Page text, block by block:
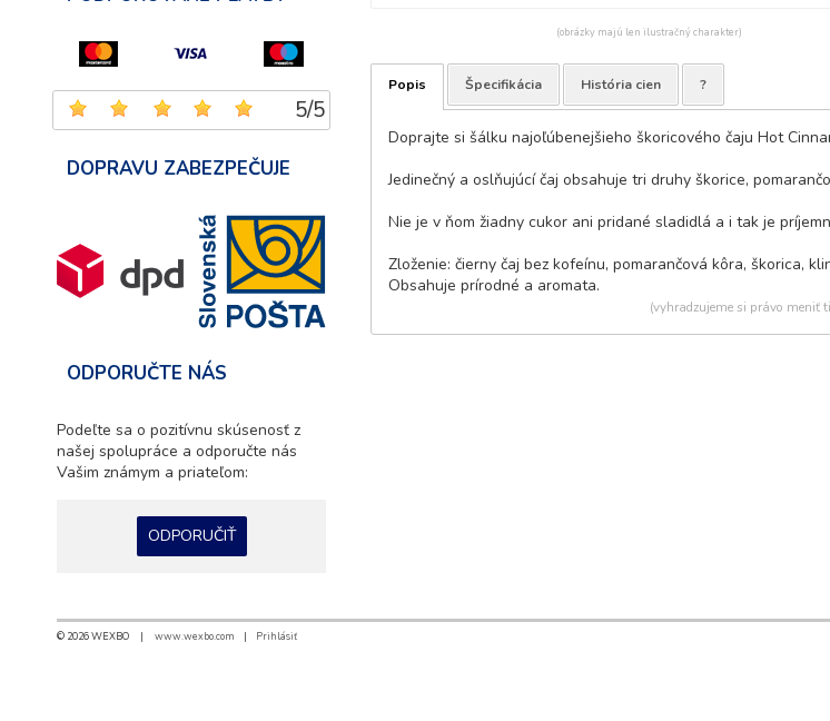
5/5
DOPRAVU ZABEZPEČUJE
ODPORUČTE NÁS
Podeľte sa o pozitívnu skúsenosť z
našej spolupráce a odporučte nás
Vašim známym a priateľom:
ODPORUČIŤ
(obrázky majú len ilustračný charakter)
Popis Špecifikácia História cien ?
Doprajte si šálku najoľúbenejšieho škoricového čaju Hot
Jedinečný a oslňujúcí čaj obsahuje tri druhy škorice,
Nie je v ňom žiadny cukor ani pridané sladidlá a i tak je
Zloženie: čierny čaj bez kofeínu, pomarančová kôra, škorica,
Obsahuje prírodné a aromata.
(vyhradzujeme si právo meniť
© 2026 WEXBO | www.wexbo.com | Prihlásiť